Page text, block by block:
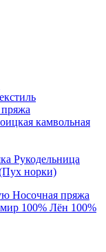
камвольная
Рукодельница
норки)
Носочная пряжа
100% Лён 100%